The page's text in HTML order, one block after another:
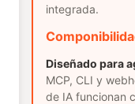
integrada.
Diseñado para
MCP, CLI y
de IA funcionan